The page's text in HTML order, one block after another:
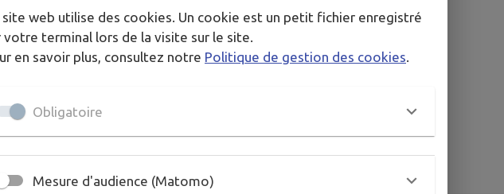
Verre de l'amitié au retour.
Tarif unique : 2€.
site web utilise des cookies. Un cookie est un petit fichier enregistré
votre terminal lors de la visite sur le site.
en savoir plus, consultez notre Politique de gestion des cookies.
Obligatoire
Mesure d'audience (Matomo)